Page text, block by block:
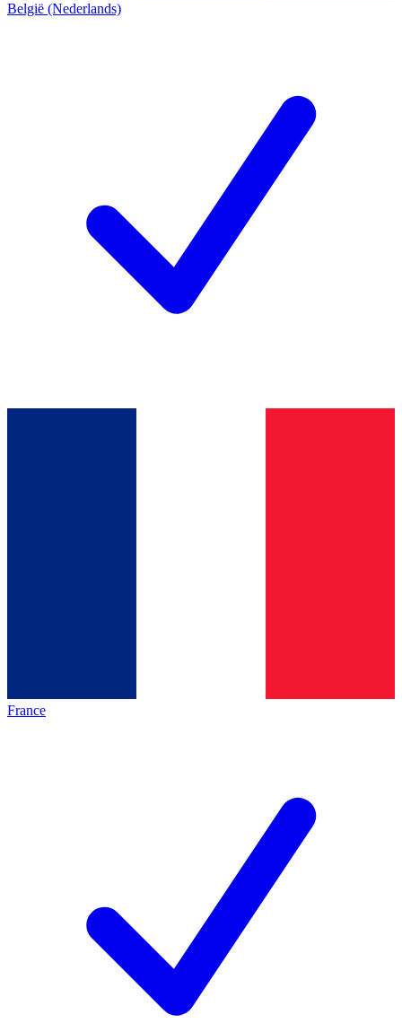
België (Nederlands)
France